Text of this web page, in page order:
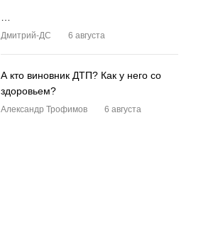
Дмитрий-ДС 6 августа
А кто виновник ДТП? Как у него со
здоровьем?
Александр Трофимов 6 августа